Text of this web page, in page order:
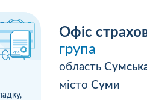
Офіс
група
область
місто Суми